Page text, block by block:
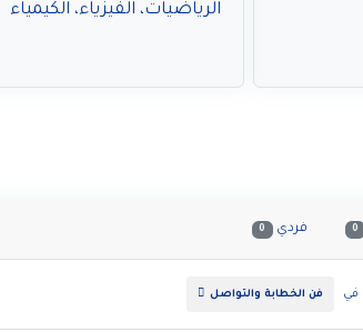
الرياضيات، الفيزياء، الكيمياء
0 فردي 0
في فن الخطابة والتواصل